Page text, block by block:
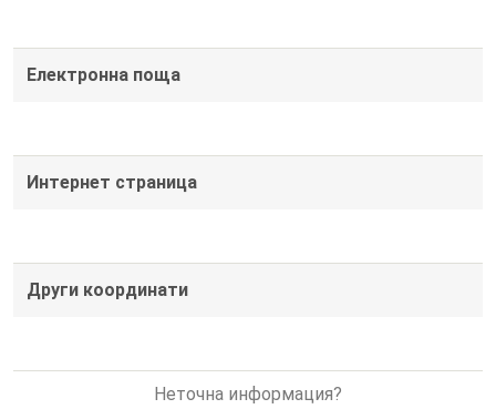
Електронна поща
Интернет страница
Други координати
Неточна информация?